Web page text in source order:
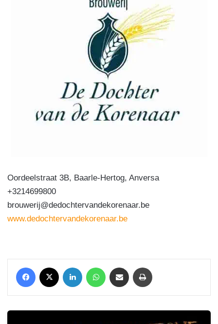
Oordeelstraat 3B, Baarle-Hertog, Anversa
+3214699800
brouwerij@dedochtervandekorenaar.be
www.dedochtervandekorenaar.be
Facebook LinkedIn WhatsApp Condividi via mail